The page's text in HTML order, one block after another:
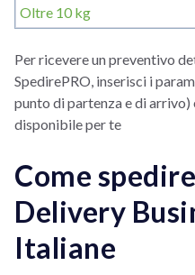
Oltre 10 kg
Per ricevere un preventivo
SpedirePRO, inserisci i
punto di partenza e di
disponibile per te
Come
Delivery
Italiane